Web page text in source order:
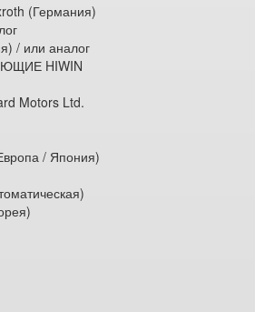
(Германия)
/ или аналог
HIWIN
Motors Ltd.
/ Япония)